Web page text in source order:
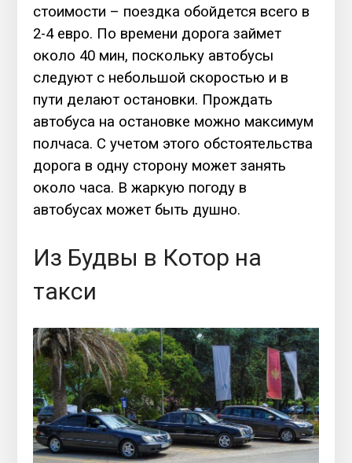
стоимости – поездка обойдется всего в
2-4 евро. По времени дорога займет
около 40 мин, поскольку автобусы
следуют с небольшой скоростью и в
пути делают остановки. Прождать
автобуса на остановке можно максимум
полчаса. С учетом этого обстоятельства
дорога в одну сторону может занять
около часа. В жаркую погоду в
автобусах может быть душно.
Из Будвы в Котор на
такси